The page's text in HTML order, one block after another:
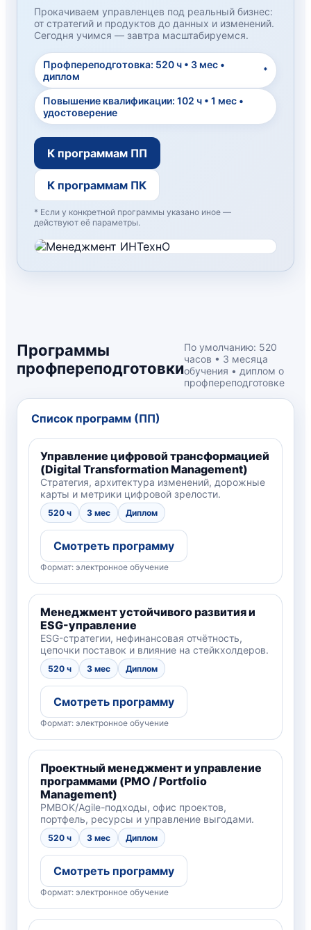
Прокачиваем управленцев под реальный бизнес:
от стратегий и продуктов до данных и изменений.
Сегодня учимся — завтра масштабируемся.
Профпереподготовка: 520 ч • 3 мес •
диплом
*
Повышение квалификации: 102 ч • 1 мес •
удостоверение
К программам ПП
К программам ПК
* Если у конкретной программы указано иное —
действуют её параметры.
Программы
профпереподготовки
По умолчанию: 520
часов • 3 месяца
обучения • диплом о
профпереподготовке
Список программ (ПП)
Управление цифровой трансформацией
(Digital Transformation Management)
Стратегия, архитектура изменений, дорожные
карты и метрики цифровой зрелости.
520 ч 3 мес Диплом
Смотреть программу
Формат: электронное обучение
Менеджмент устойчивого развития и
ESG-управление
ESG-стратегии, нефинансовая отчётность,
цепочки поставок и влияние на стейкхолдеров.
520 ч 3 мес Диплом
Смотреть программу
Формат: электронное обучение
Проектный менеджмент и управление
программами (PMO / Portfolio
Management)
PMBOK/Agile-подходы, офис проектов,
портфель, ресурсы и управление выгодами.
520 ч 3 мес Диплом
Смотреть программу
Формат: электронное обучение